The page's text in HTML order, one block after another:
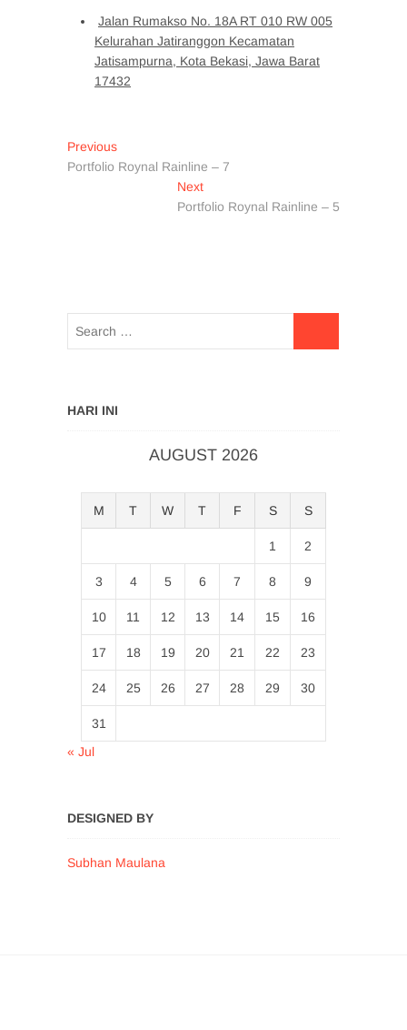
Jalan Rumakso No. 18A RT 010 RW 005
Kelurahan Jatiranggon Kecamatan
Jatisampurna, Kota Bekasi, Jawa Barat
17432
Post
navigation
PreviousPrevious
post:
Portfolio Roynal Rainline – 7
NextNext
post:
Portfolio Roynal Rainline – 5
HARI INI
AUGUST 2026
M T W T F S S
1 2
3 4 5 6 7 8 9
10 11 12 13 14 15 16
17 18 19 20 21 22 23
24 25 26 27 28 29 30
31
« Jul
DESIGNED BY
Subhan Maulana